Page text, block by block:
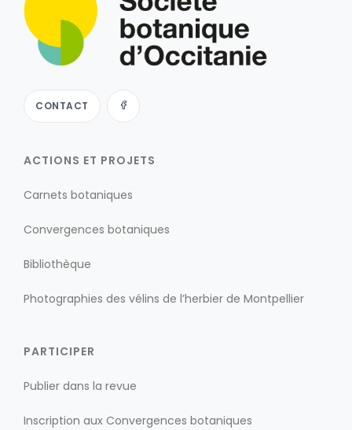
CONTACT
ACTIONS ET PROJETS
Carnets botaniques
Convergences botaniques
Bibliothèque
Photographies des vélins de l’herbier de Montpellier
PARTICIPER
Publier dans la revue
Inscription aux Convergences botaniques